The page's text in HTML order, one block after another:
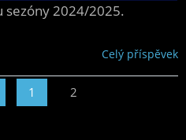
sezóny 2024/2025.
Celý příspěvek
1 2